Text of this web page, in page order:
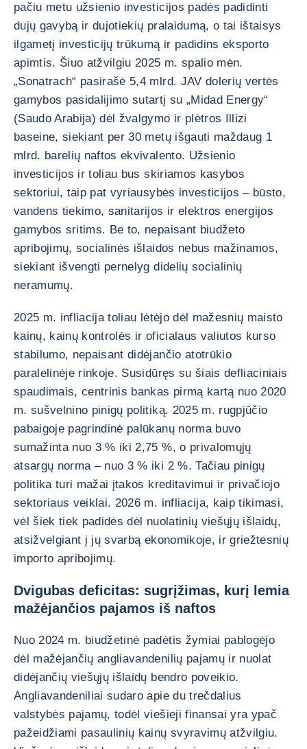
pačiu metu užsienio investicijos padės padidinti
dujų gavybą ir dujotiekių pralaidumą, o tai ištaisys
ilgametį investicijų trūkumą ir padidins eksporto
apimtis. Šiuo atžvilgiu 2025 m. spalio mėn.
„Sonatrach“ pasirašė 5,4 mlrd. JAV dolerių vertės
gamybos pasidalijimo sutartį su „Midad Energy“
(Saudo Arabija) dėl žvalgymo ir plėtros Illizi
baseine, siekiant per 30 metų išgauti maždaug 1
mlrd. barelių naftos ekvivalento. Užsienio
investicijos ir toliau bus skiriamos kasybos
sektoriui, taip pat vyriausybės investicijos – būsto,
vandens tiekimo, sanitarijos ir elektros energijos
gamybos sritims. Be to, nepaisant biudžeto
apribojimų, socialinės išlaidos nebus mažinamos,
siekiant išvengti pernelyg didelių socialinių
neramumų.
2025 m. infliacija toliau lėtėjo dėl mažesnių maisto
kainų, kainų kontrolės ir oficialaus valiutos kurso
stabilumo, nepaisant didėjančio atotrūkio
paralelinėje rinkoje. Susidūręs su šiais defliaciniais
spaudimais, centrinis bankas pirmą kartą nuo 2020
m. sušvelnino pinigų politiką. 2025 m. rugpjūčio
pabaigoje pagrindinė palūkanų norma buvo
sumažinta nuo 3 % iki 2,75 %, o privalomųjų
atsargų norma – nuo 3 % iki 2 %. Tačiau pinigų
politika turi mažai įtakos kreditavimui ir privačiojo
sektoriaus veiklai. 2026 m. infliacija, kaip tikimasi,
vėl šiek tiek padidės dėl nuolatinių viešųjų išlaidų,
atsižvelgiant į jų svarbą ekonomikoje, ir griežtesnių
importo apribojimų.
Dvigubas deficitas: sugrįžimas, kurį lemia
mažėjančios pajamos iš naftos
Nuo 2024 m. biudžetinė padėtis žymiai pablogėjo
dėl mažėjančių angliavandenilių pajamų ir nuolat
didėjančių viešųjų išlaidų bendro poveikio.
Angliavandeniliai sudaro apie du trečdalius
valstybės pajamų, todėl viešieji finansai yra ypač
pažeidžiami pasaulinių kainų svyravimų atžvilgiu.